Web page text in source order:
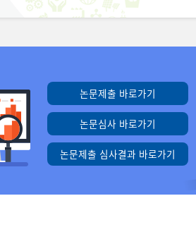
논문제출 바로가기
논문심사 바로가기
논문제출 심사결과 바로가기